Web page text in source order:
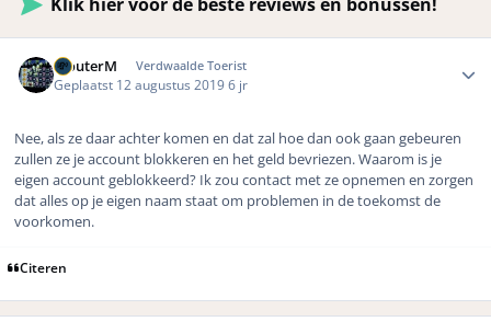
WouterM Verdwaalde Toerist
Geplaatst 12 augustus 20196 jr
Nee, als ze daar achter komen en dat zal hoe dan ook gaan gebeuren
zullen ze je account blokkeren en het geld bevriezen. Waarom is je
eigen account geblokkeerd? Ik zou contact met ze opnemen en zorgen
dat alles op je eigen naam staat om problemen in de toekomst de
voorkomen.
Citeren